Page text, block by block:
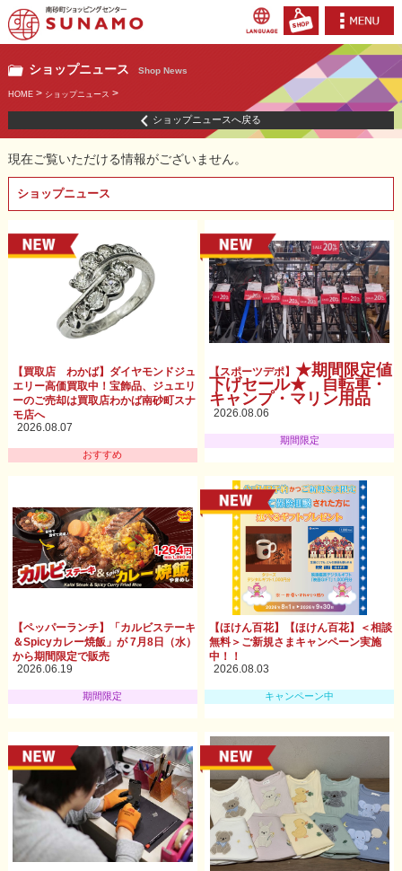
ショップニュース Shop News
HOME> ショップニュース >
ショップニュースへ戻る
現在ご覧いただける情報がございません。
ショップニュース
【買取店 わかば】ダイヤモンドジュ
エリー高価買取中！宝飾品、ジュエリ
ーのご売却は買取店わかば南砂町スナ
モ店へ
2026.08.07
おすすめ
【スポーツデポ】★期間限定値
下げセール★ 自転車・
キャンプ・マリン用品
2026.08.06
期間限定
【ペッパーランチ】「カルビステーキ
＆Spicyカレー焼飯」が 7月8日（水）
から期間限定で販売
2026.06.19
期間限定
【ほけん百花】【ほけん百花】＜相談
無料＞ご新規さまキャンペーン実施
中！！
2026.08.03
キャンペーン中